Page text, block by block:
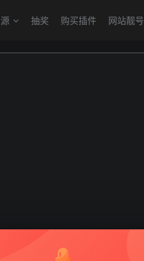
抽奖 购买插件 网站靓号